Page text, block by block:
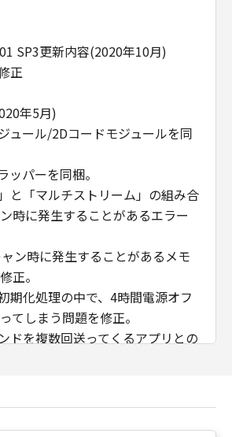
SP3更新内容(2020年10月)
正
年5月)
ュール/2Dコードモジュールを同
パーを同梱。
と「マルチストリーム」の組み合
時に発生することがあるエラー
ン時に発生することがあるメモ
正。
期化処理の中で、4時間電源オフ
てしまう問題を修正。
ドを複数回送ってくるアプリとの